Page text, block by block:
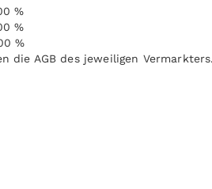
%
%
%
die AGB des jeweiligen